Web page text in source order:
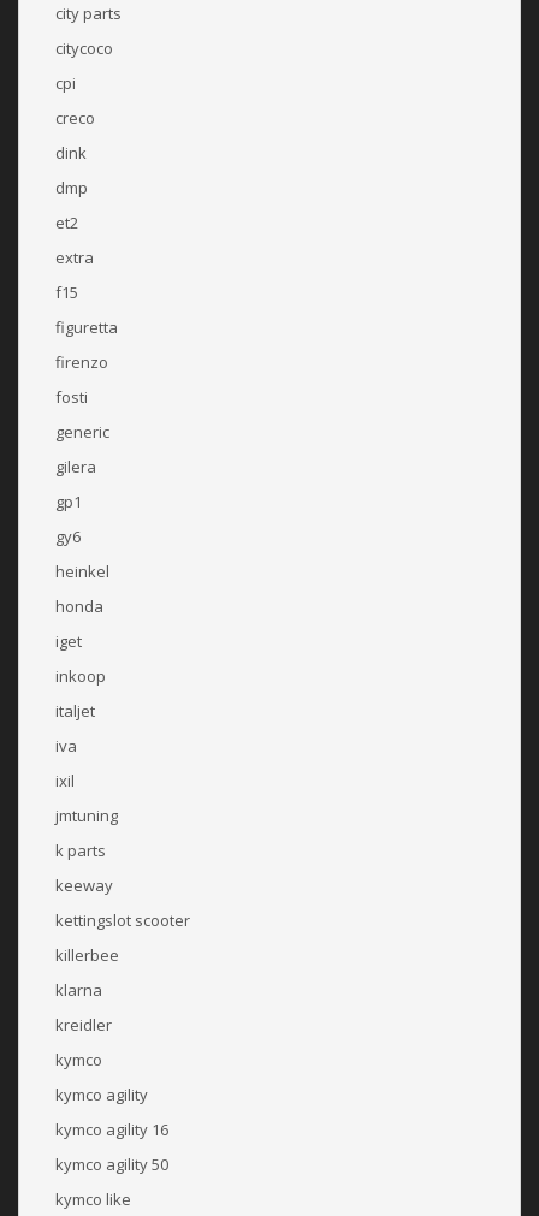
city parts
citycoco
cpi
creco
dink
dmp
et2
extra
f15
figuretta
firenzo
fosti
generic
gilera
gp1
gy6
heinkel
honda
iget
inkoop
italjet
iva
ixil
jmtuning
k parts
keeway
kettingslot scooter
killerbee
klarna
kreidler
kymco
kymco agility
kymco agility 16
kymco agility 50
kymco like